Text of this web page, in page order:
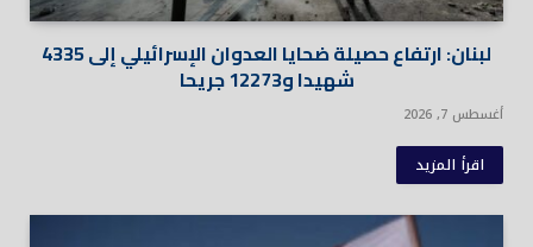
لبنان: ارتفاع حصيلة ضحايا العدوان الإسرائيلي إلى 4335
شهيدا و12273 جريحا
أغسطس 7, 2026
اقرأ المزيد